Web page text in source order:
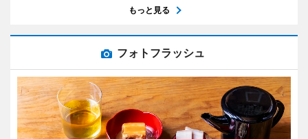
もっと見る
フォトフラッシュ